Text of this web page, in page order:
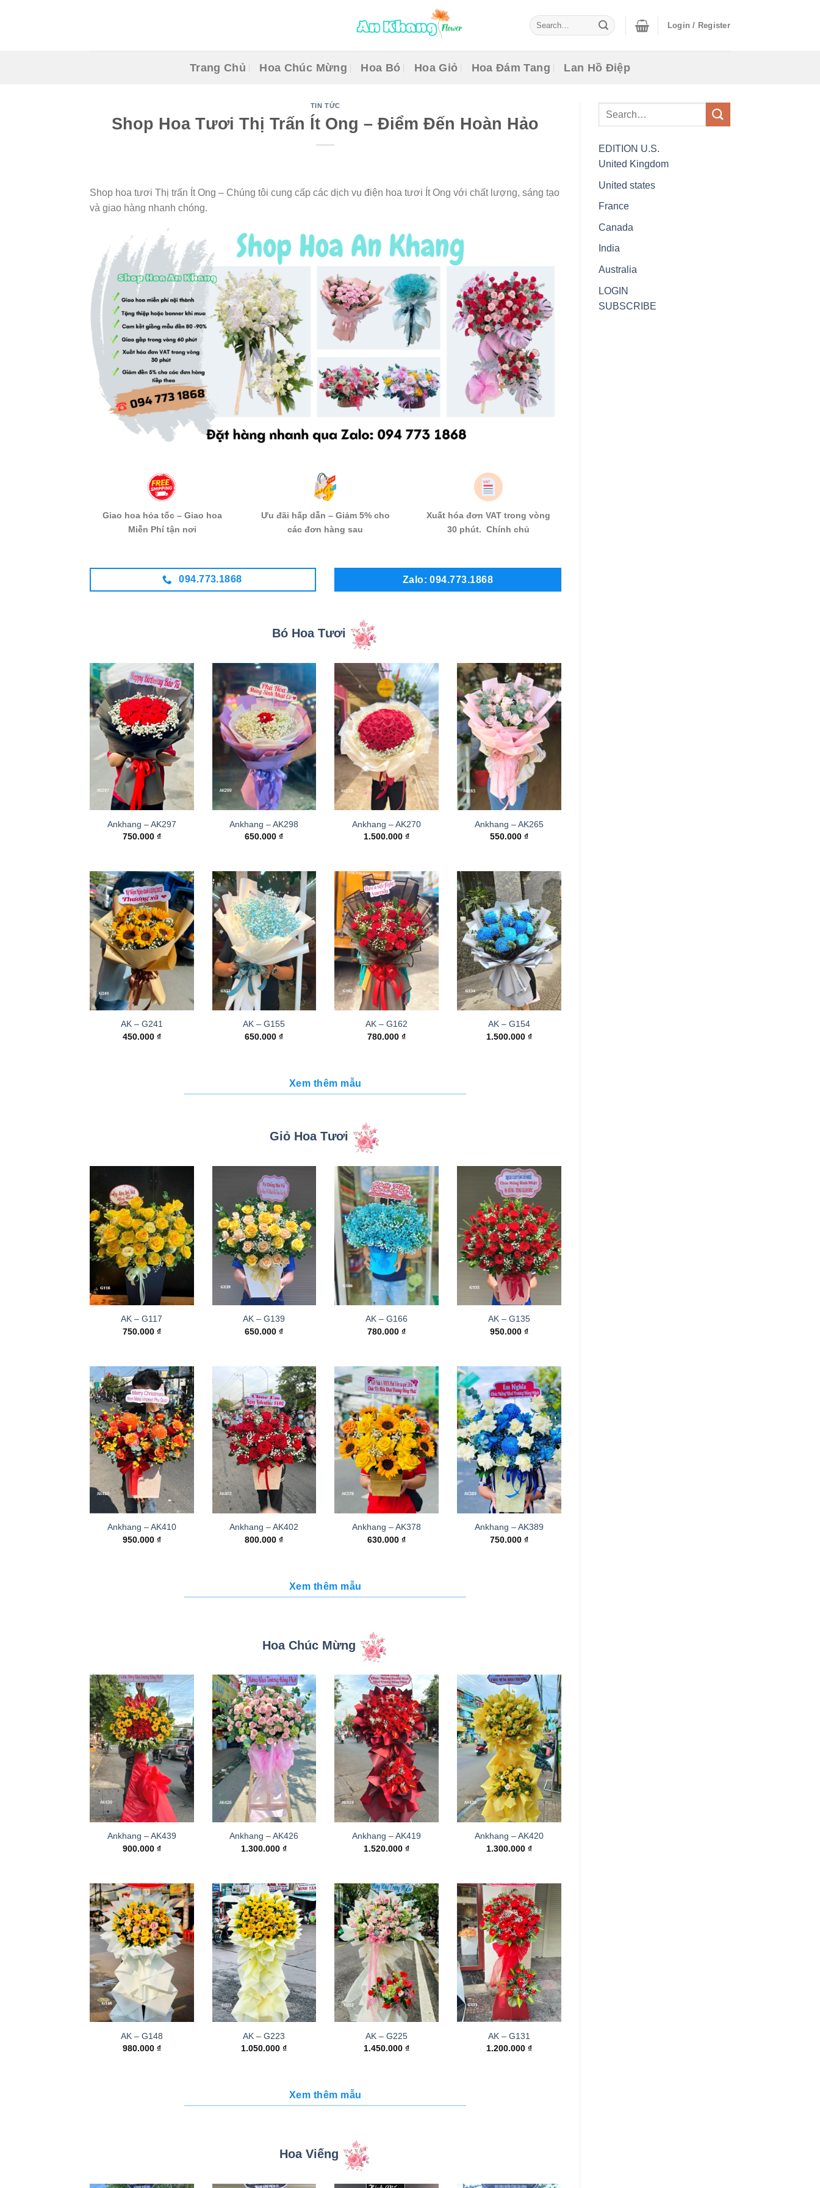
Search
for:
Login / Register
Trang Chủ Hoa Chúc Mừng Hoa Bó Hoa Giỏ Hoa Đám Tang Lan Hồ Điệp
TIN TỨC
Shop Hoa Tươi Thị Trấn Ít Ong – Điểm Đến Hoàn Hảo
Shop hoa tươi Thị trấn Ít Ong – Chúng tôi cung cấp các dịch vụ điện hoa tươi Ít Ong với chất lượng, sáng tạo
và giao hàng nhanh chóng.
Giao hoa hỏa tốc – Giao hoa
Miễn Phí tận nơi
Ưu đãi hấp dẫn – Giảm 5% cho
các đơn hàng sau
Xuất hóa đơn VAT trong vòng
30 phút. Chính chủ
094.773.1868 Zalo: 094.773.1868
Bó Hoa Tươi
Ankhang – AK297
750.000 ₫
Ankhang – AK298
650.000₫
Ankhang – AK270
1.500.000₫
Ankhang – AK265
550.000 ₫
AK – G241
450.000 ₫
AK – G155
650.000₫
AK – G162
780.000₫
AK – G154
1.500.000 ₫
Xem thêm mẫu
Giỏ Hoa Tươi
AK – G117
750.000 ₫
AK – G139
650.000₫
AK – G166
780.000₫
AK – G135
950.000 ₫
Ankhang – AK410
950.000 ₫
Ankhang – AK402
800.000₫
Ankhang – AK378
630.000₫
Ankhang – AK389
750.000 ₫
Xem thêm mẫu
Hoa Chúc Mừng
Ankhang – AK439
900.000 ₫
Ankhang – AK426
1.300.000₫
Ankhang – AK419
1.520.000₫
Ankhang – AK420
1.300.000 ₫
AK – G148
980.000 ₫
AK – G223
1.050.000₫
AK – G225
1.450.000₫
AK – G131
1.200.000 ₫
Xem thêm mẫu
Hoa Viếng
EDITION U.S.
United Kingdom
United states
France
Canada
India
Australia
LOGIN
SUBSCRIBE